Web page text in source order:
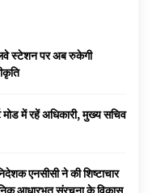
स्टेशन पर अब रुकेगी
में रहें अधिकारी, मुख्य सचिव
एनसीसी ने की शिष्टाचार